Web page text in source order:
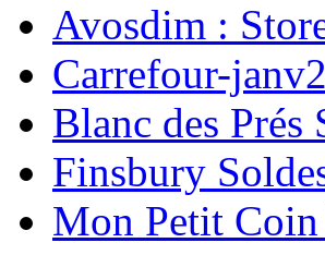
Avosdim :
Carrefour-
Blanc des Prés
Finsbury
Mon Petit